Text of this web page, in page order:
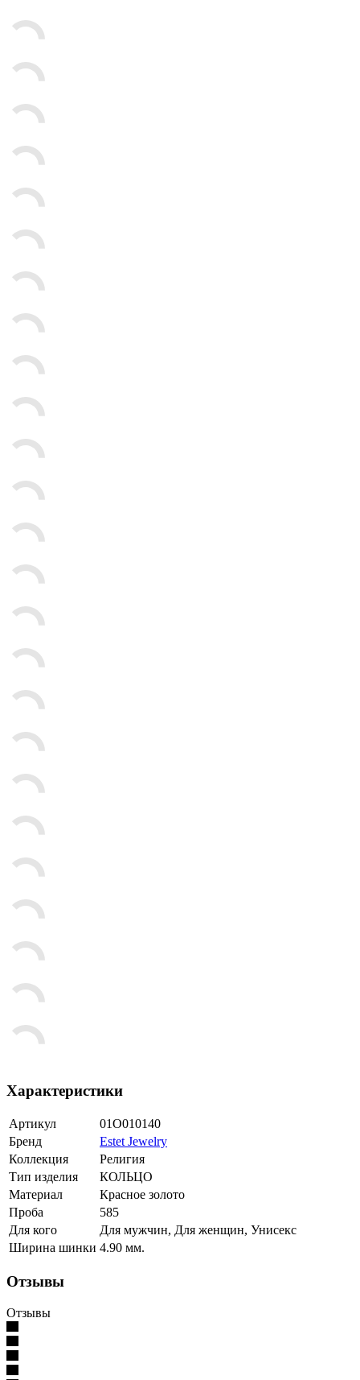
Характеристики
Артикул
01О010140
Бренд
Estet Jewelry
Коллекция
Религия
Тип изделия
КОЛЬЦО
Материал
Красное золото
Проба
585
Для кого
Для мужчин, Для женщин, Унисекс
Ширина шинки 4.90 мм.
Отзывы
Отзывы